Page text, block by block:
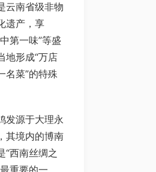
云南省级非物
遗产，享
第一味”等盛
地形成“万店
名菜”的特殊
发源于大理永
其境内的博南
“西南丝绸之
重要的一